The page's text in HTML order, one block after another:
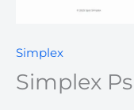
Simplex
Simplex